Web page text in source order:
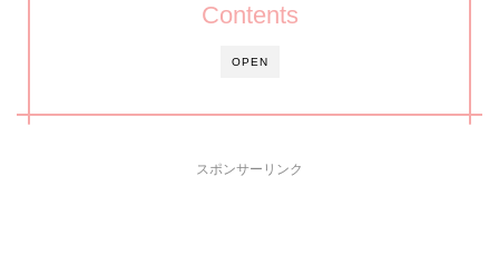
OPEN
Contents
スポンサーリンク